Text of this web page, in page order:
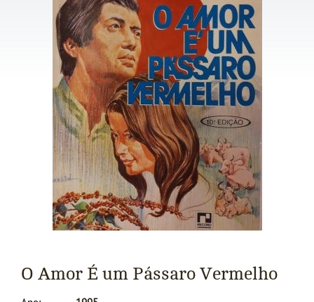
O Amor É um Pássaro Vermelho